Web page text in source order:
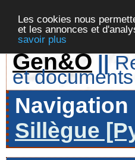
Les cookies nous
et les annonces et
savoir plus
Gen&O ||
et
Navigation
Sillègue